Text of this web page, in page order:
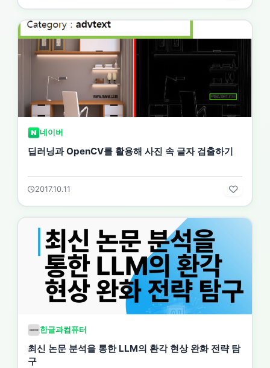
네이버
딥러닝과 OpenCV를 활용해 사진 속 글자 검출하기
2017.10.11
한글과컴퓨터
최신 논문 분석을 통한 LLM의 환각 현상 완화 전략 탐
구